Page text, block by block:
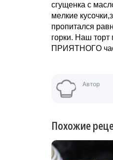
сгущенка с
мeлкие
пропитался
горки. Наш торт
ПРИЯТНOГO
Автор
Похожие